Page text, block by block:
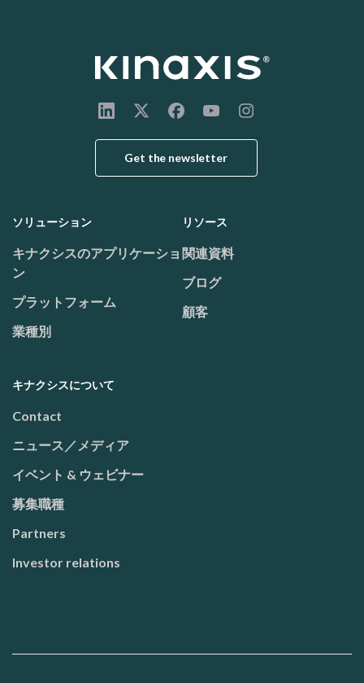
Get the newsletter
Footer menu
ソリューション
キナクシスのアプリケーショ
ン
プラットフォーム
業種別
リソース
関連資料
ブログ
顧客
キナクシスについて
Contact
ニュース／メディア
イベント & ウェビナー
募集職種
Partners
Investor relations